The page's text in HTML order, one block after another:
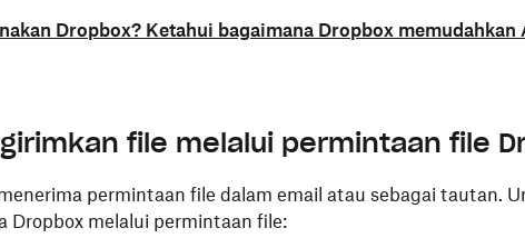
Dropbox? Ketahui bagaimana Dropbox memudahkan
file melalui permintaan file
permintaan file dalam email atau sebagai tautan.
Dropbox melalui permintaan file: